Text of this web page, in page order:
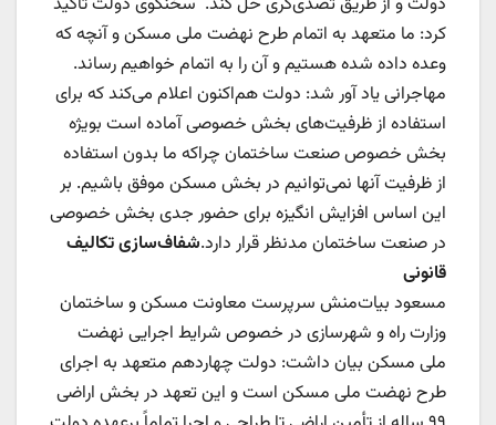
کرد: ما متعهد به اتمام طرح نهضت ملی مسکن و آنچه که
وعده داده شده هستیم و آن را به اتمام خواهیم رساند.
مهاجرانی یاد آور شد: دولت هم‌اکنون اعلام می‌کند که برای
استفاده از ظرفیت‌های بخش خصوصی آماده است بویژه
بخش خصوص صنعت ساختمان چراکه ما بدون استفاده
از ظرفیت آنها نمی‌توانیم در بخش مسکن موفق باشیم. بر
این اساس افزایش انگیزه برای حضور جدی بخش خصوصی
در صنعت ساختمان مدنظر قرار دارد.شفاف‌سازی تکالیف
قانونی
مسعود بیات‌منش سرپرست معاونت مسکن و ساختمان
وزارت راه و شهرسازی در خصوص شرایط اجرایی نهضت
ملی مسکن بیان داشت: دولت چهاردهم متعهد به اجرای
طرح نهضت ملی مسکن است و این تعهد در بخش اراضی